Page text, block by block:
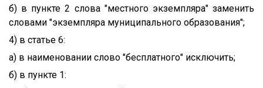
б) в пункте 2 слова "местного экземпляра" заменить
словами "экземпляра муниципального образования";
4) в статье 6:
а) в наименовании слово "бесплатного" исключить;
б) в пункте 1: